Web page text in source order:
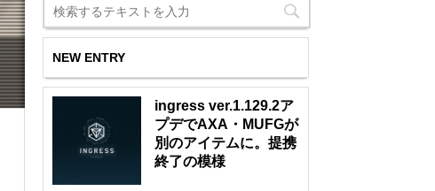
NEW ENTRY
ingress ver.1.129.2ア
プデでAXA・MUFGが
別のアイテムに。提携
終了の模様